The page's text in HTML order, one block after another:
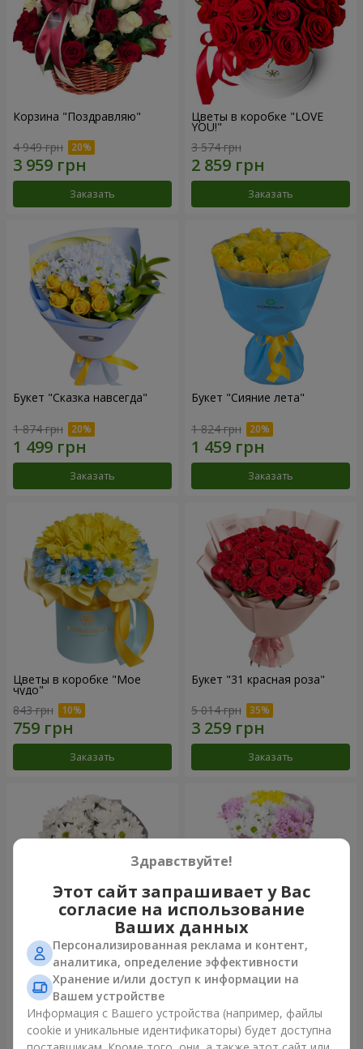
Корзина "Поздравляю"
4 949 грн
Заказать
Цветы в коробке "LOVE
YOU!"
3 574 грн
Заказать
Букет "Сказка навсегда"
1 874 грн
Заказать
Букет "Сияние лета"
1 824 грн
Заказать
Цветы в коробке "Мое
чудо"
843 грн
Заказать
Букет "31 красная роза"
5 014 грн
Заказать
Букет "Киото" из 5 белых
хризантем
1 110 грн
Заказать
Букет "Времена года"
Заказать
Здравствуйте!
Этот сайт запрашивает у Вас
согласие на использование
Ваших данных
Персонализированная реклама и контент,
аналитика, определение эффективности
Хранение и/или доступ к информации на
Вашем устройстве
Информация с Вашего устройства (например, файлы
cookie и уникальные идентификаторы) будет доступна